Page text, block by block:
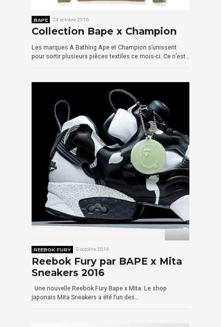
BAPE 24 octobre 2016
Collection Bape x Champion
Les marques A Bathing Ape et Champion s’unissent
pour sortir plusieurs pièces textiles ce mois-ci. Ce n’est…
REEBOK FURY 3 octobre 2016
Reebok Fury par BAPE x Mita
Sneakers 2016
Une nouvelle Reebok Fury Bape x Mita. Le shop
japonais Mita Sneakers a été l’un des…